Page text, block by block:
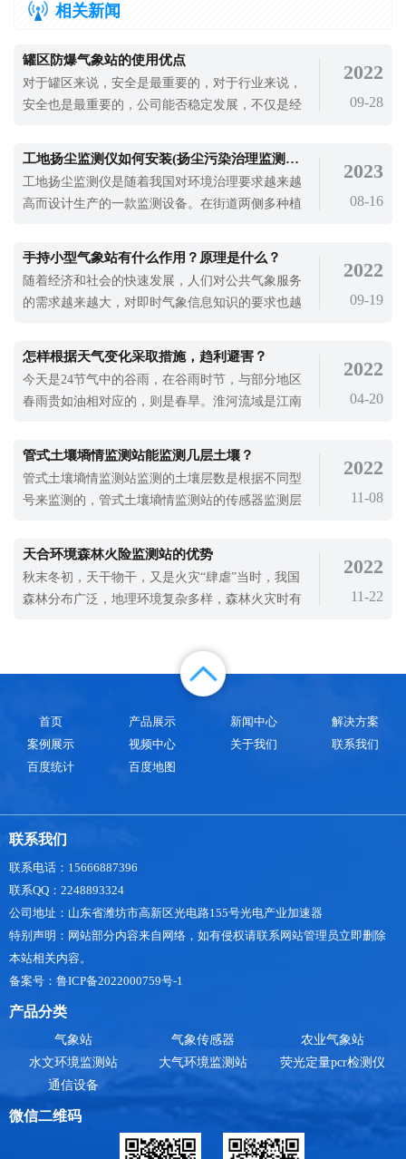
相关新闻
罐区防爆气象站的使用优点
对于罐区来说，安全是最重要的，对于行业来说，
安全也是最重要的，公司能否稳定发展，不仅是经
会带来更大的经济效益。在罐区化工场所，一点气
象的影响都有可能导致一些不好的事情发生，罐区
防爆气象站的作用就会格外重要。罐区防
2022
09-28
工地扬尘监测仪如何安装(扬尘污染治理监测设备百科)
工地扬尘监测仪是随着我国对环境治理要求越来越
高而设计生产的一款监测设备。在街道两侧多种植
污染作为一种环境污染，已成为城市环境污染的一
个主要问题。粉尘污染对人们的健康、环境质量、
城市形象等方面都有不利影响。为了有效
2023
08-16
手持小型气象站有什么作用？原理是什么？
随着经济和社会的快速发展，人们对公共气象服务
的需求越来越大，对即时气象信息知识的要求也越
用。随着信息化、现代手段的不断改进，对气象预
警的要求也不断提高，气象部门必须能够及时、准
确地向人民传达预警信息。但是在一些网
2022
09-19
怎样根据天气变化采取措施，趋利避害？
今天是24节气中的谷雨，在谷雨时节，与部分地区
春雨贵如油相对应的，则是春旱。淮河流域是江南
加渴望一场透雨的滋润。对于这些地区来说，下一
场透雨滋润大地，可谓“贵重如油”。虽然谷雨时节
的天气有其一般规律和特点，对于人
2022
04-20
管式土壤墒情监测站能监测几层土壤？
管式土壤墒情监测站监测的土壤层数是根据不同型
号来监测的，管式土壤墒情监测站的传感器监测层
度的土壤水分测量仪器，具有高灵敏度。通过对土
壤中介电常数的分析，可以准确反映土壤中的水分
含量。管式土壤墒情监测站体积小，携带
2022
11-08
天合环境森林火险监测站的优势
秋末冬初，天干物干，又是火灾“肆虐”当时，我国
森林分布广泛，地理环境复杂多样，森林火灾时有
大，员工仍然不能掉以轻心。森林火灾一旦发生，
就会造成很严重的生命财产损失，所以对森林火险
2022
11-22
首页 产品展示 新闻中心
解决方案
案例展示
视频中心 关于我们
联系我们
百度统计
百度地图
联系我们
联系电话：15666887396
联系QQ：2248893324
公司地址：山东省潍坊市高新区光电路155号光电产业加速器
特别声明：网站部分内容来自网络，如有侵权请联系网站管理员立即删除
本站相关内容。
备案号：鲁ICP备2022000759号-1
产品分类
气象站 气象传感器
农业气象站
水文环境监测站
大气环境监测站
荧光定量pcr检测仪
通信设备
微信二维码